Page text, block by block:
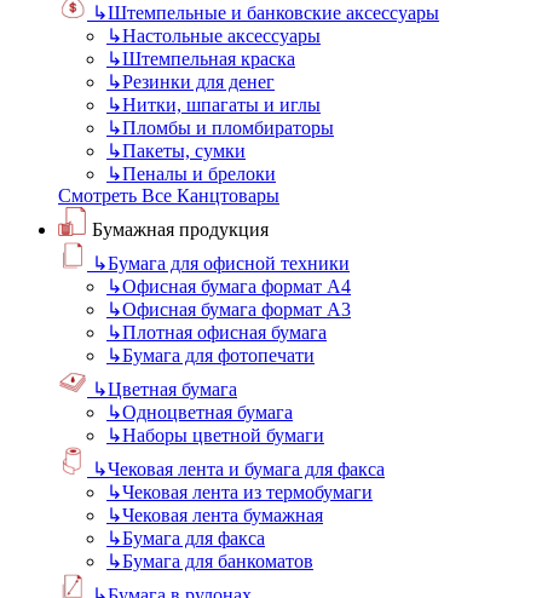
↳Штемпельные и банковские аксессуары
↳Настольные аксессуары
↳Штемпельная краска
↳Резинки для денег
↳Нитки, шпагаты и иглы
↳Пломбы и пломбираторы
↳Пакеты, сумки
↳Пеналы и брелоки
Смотреть Все Канцтовары
Бумажная продукция
↳Бумага для офисной техники
↳Офисная бумага формат А4
↳Офисная бумага формат А3
↳Плотная офисная бумага
↳Бумага для фотопечати
↳Цветная бумага
↳Одноцветная бумага
↳Наборы цветной бумаги
↳Чековая лента и бумага для факса
↳Чековая лента из термобумаги
↳Чековая лента бумажная
↳Бумага для факса
↳Бумага для банкоматов